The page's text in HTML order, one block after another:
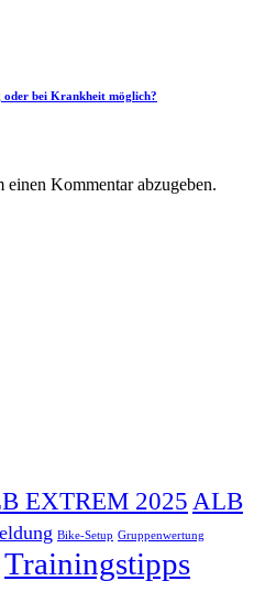
oder bei Krankheit möglich?
einen Kommentar abzugeben.
EXTREM 2025 ALB
Bike-Setup Gruppenwertung
Trainingstipps